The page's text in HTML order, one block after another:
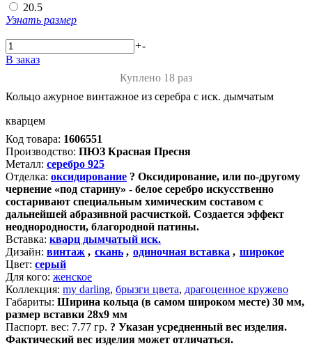
20.5
Узнать размер
+-
В заказ
Куплено 18 раз
Кольцо ажурное винтажное из серебра с иск. дымчатым
кварцем
Код товара: 1606551
Производство: ПЮЗ Красная Пресня
Металл: серебро 925
Отделка: оксидирование ? Оксидирование, или по-другому
чернение «под старину» - белое серебро искусственно
состаривают специальным химическим составом с
дальнейшей абразивной расчисткой. Создается эффект
неоднородности, благородной патины.
Вставка: кварц дымчатый иск.
Дизайн: винтаж , скань , одиночная вставка , широкое
Цвет: серый
Для кого: женское
Коллекция: my darling, брызги цвета, драгоценное кружево
Габариты: Ширина кольца (в самом широком месте) 30 мм,
размер вставки 28х9 мм
Паспорт. вес: 7.77 гр. ? Указан усредненный вес изделия.
Фактический вес изделия может отличаться.